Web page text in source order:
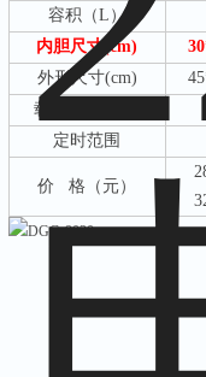
容积（L）
内胆尺寸 (cm)
外形尺寸(cm)
载物托架
定时范围
价 格（元）